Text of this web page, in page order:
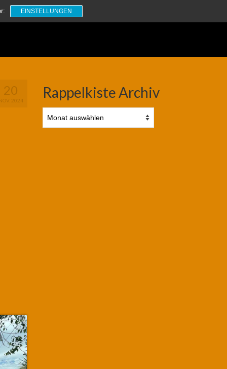
Suchen
nach:
20
2024 Rappelkiste Archiv
Archiv
EINSTELLUNGEN